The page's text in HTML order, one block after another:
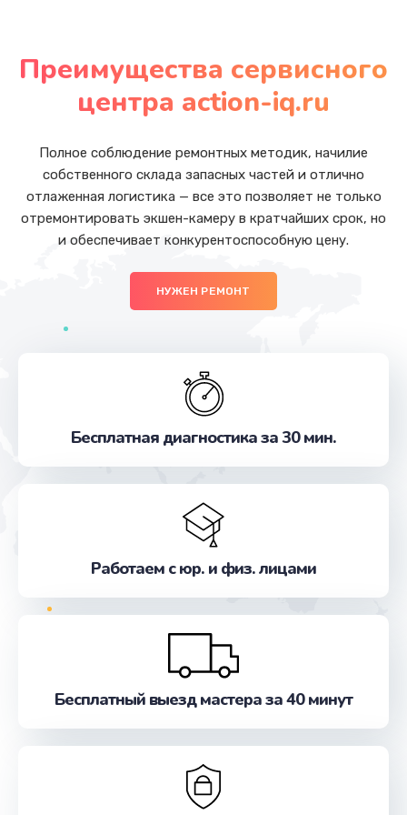
Заказать
от 750 руб.
Заказать
Замена кнопок
от 500 руб.
Заказать
Заказать
Исправление "китайского" русского перевода
Заказать
Прошивка
Обновление ПО
от 500 руб.
Замена лампы
Заказать
Преимущества сервисного
центра action-iq.ru
Полное соблюдение ремонтных методик, начилие
собственного склада запасных частей и отлично
отлаженная логистика — все это позволяет не только
отремонтировать экшен-камеру в кратчайших срок, но
и обеспечивает конкурентоспособную цену.
НУЖЕН РЕМОНТ
Бесплатная диагностика за 30 мин.
Работаем с юр. и физ. лицами
Бесплатный выезд мастера за 40 минут